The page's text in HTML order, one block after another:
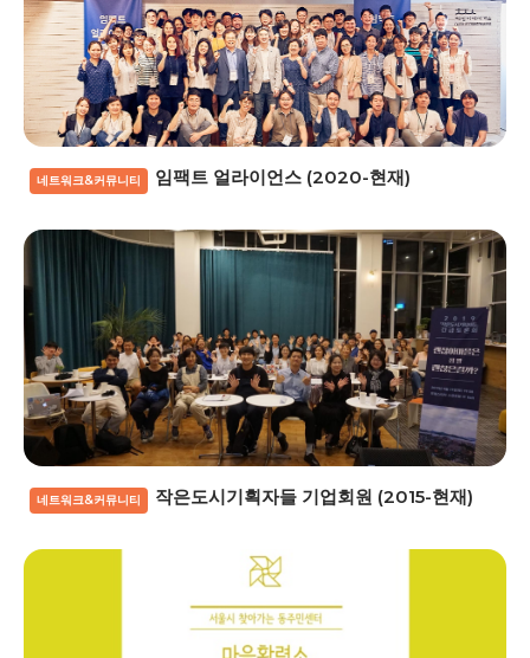
네트워크&커뮤니티 임팩트 얼라이언스 (2020-현재)
네트워크&커뮤니티 작은도시기획자들 기업회원 (2015-현재)